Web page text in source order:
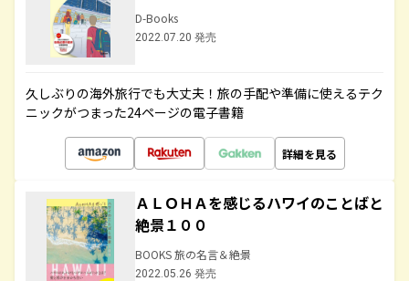
D-Books
2022.07.20 発売
久しぶりの海外旅行でも大丈夫！旅の手配や準備に使えるテク
ニックがつまった24ページの電子書籍
詳細を見る
ＡＬＯＨＡを感じるハワイのことばと
絶景１００
BOOKS 旅の名言＆絶景
2022.05.26 発売